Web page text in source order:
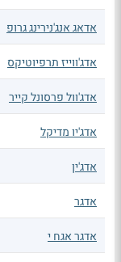
אדאג אנג'נירינג גרופ
אדג'ווייז תרפיוטיקס
אדג'וול פרסונל קייר
אדג'יו מדיקל
אדג'ין
אדגר
אדגר אגח י